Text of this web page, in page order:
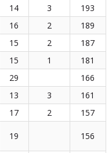
14 3
193
16 2
189
15 2
187
15 1
181
29
166
13 3
161
17 2 157
19 156